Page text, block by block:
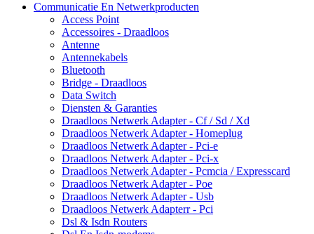
Communicatie En Netwerkproducten
Access Point
Accessoires - Draadloos
Antenne
Antennekabels
Bluetooth
Bridge - Draadloos
Data Switch
Diensten & Garanties
Draadloos Netwerk Adapter - Cf / Sd / Xd
Draadloos Netwerk Adapter - Homeplug
Draadloos Netwerk Adapter - Pci-e
Draadloos Netwerk Adapter - Pci-x
Draadloos Netwerk Adapter - Pcmcia / Expresscard
Draadloos Netwerk Adapter - Poe
Draadloos Netwerk Adapter - Usb
Draadloos Netwerk Adapterr - Pci
Dsl & Isdn Routers